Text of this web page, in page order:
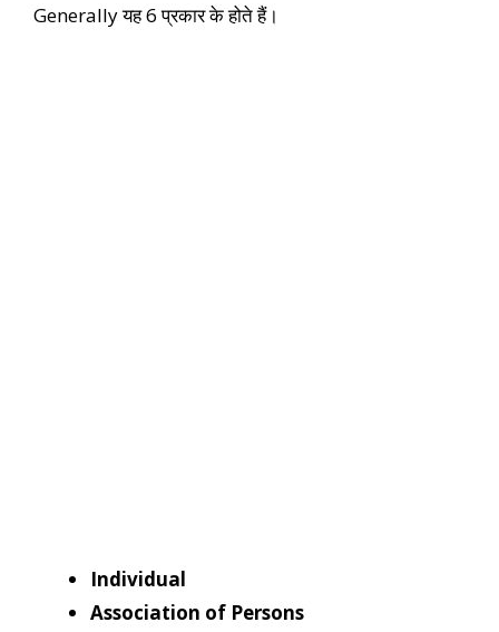
Generally यह 6 प्रकार के होते हैं।
Individual
Association of Persons